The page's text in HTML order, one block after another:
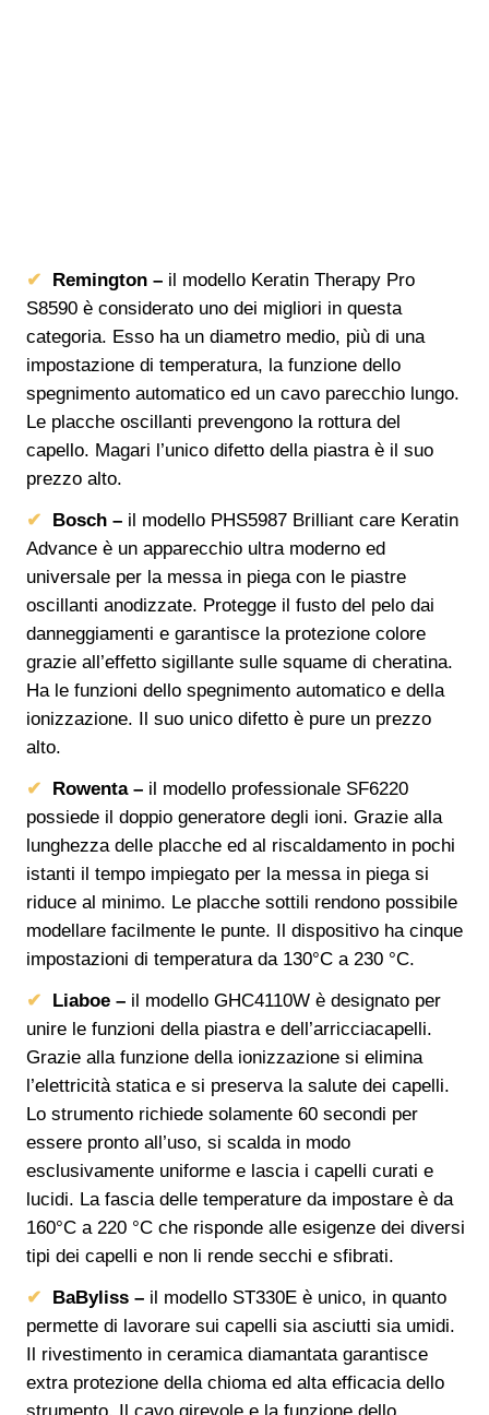
Remington – il modello Keratin Therapy Pro
S8590 è considerato uno dei migliori in questa
categoria. Esso ha un diametro medio, più di una
impostazione di temperatura, la funzione dello
spegnimento automatico ed un cavo parecchio lungo.
Le placche oscillanti prevengono la rottura del
capello. Magari l’unico difetto della piastra è il suo
prezzo alto.
Bosch – il modello PHS5987 Brilliant care Keratin
Advance è un apparecchio ultra moderno ed
universale per la messa in piega con le piastre
oscillanti anodizzate. Protegge il fusto del pelo dai
danneggiamenti e garantisce la protezione colore
grazie all’effetto sigillante sulle squame di cheratina.
Ha le funzioni dello spegnimento automatico e della
ionizzazione. Il suo unico difetto è pure un prezzo
alto.
Rowenta – il modello professionale SF6220
possiede il doppio generatore degli ioni. Grazie alla
lunghezza delle placche ed al riscaldamento in pochi
istanti il tempo impiegato per la messa in piega si
riduce al minimo. Le placche sottili rendono possibile
modellare facilmente le punte. Il dispositivo ha cinque
impostazioni di temperatura da 130°C a 230 °C.
Liaboe – il modello GHC4110W è designato per
unire le funzioni della piastra e dell’arricciacapelli.
Grazie alla funzione della ionizzazione si elimina
l’elettricità statica e si preserva la salute dei capelli.
Lo strumento richiede solamente 60 secondi per
essere pronto all’uso, si scalda in modo
esclusivamente uniforme e lascia i capelli curati e
lucidi. La fascia delle temperature da impostare è da
160°C a 220 °C che risponde alle esigenze dei diversi
tipi dei capelli e non li rende secchi e sfibrati.
BaByliss – il modello ST330E è unico, in quanto
permette di lavorare sui capelli sia asciutti sia umidi.
Il rivestimento in ceramica diamantata garantisce
extra protezione della chioma ed alta efficacia dello